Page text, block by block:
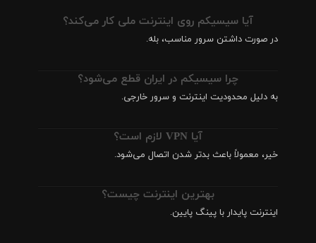
آیا سیسیکم روی اینترنت ملی کار می‌کند؟
در صورت داشتن سرور مناسب، بله.
چرا سیسیکم در ایران قطع می‌شود؟
به دلیل محدودیت اینترنت و سرور خارجی.
آیا VPN لازم است؟
خیر، معمولاً باعث بدتر شدن اتصال می‌شود.
بهترین اینترنت چیست؟
اینترنت پایدار با پینگ پایین.